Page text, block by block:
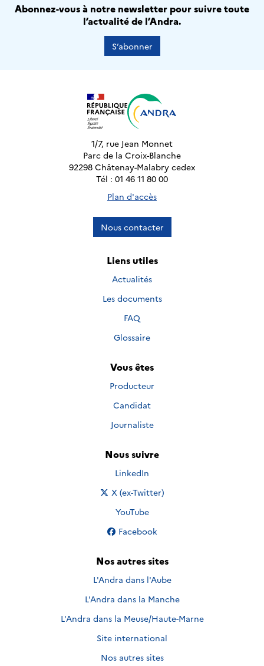
Abonnez-vous à notre newsletter pour suivre toute
l’actualité de l’Andra.
S’abonner
1/7, rue Jean Monnet
Parc de la Croix-Blanche
92298 Châtenay-Malabry cedex
Tél : 01 46 11 80 00
Plan d'accès
Nous contacter
Liens utiles
Actualités
Les documents
FAQ
Glossaire
Vous êtes
Producteur
Candidat
Journaliste
Nous suivre
Nous suivre sur
LinkedIn
Nous suivre sur
X (ex-Twitter)
Nous suivre sur
YouTube
Nous suivre sur
Facebook
Nos autres sites
L'Andra dans l'Aube
L'Andra dans la Manche
L'Andra dans la Meuse/Haute-Marne
Site international
Nos autres sites